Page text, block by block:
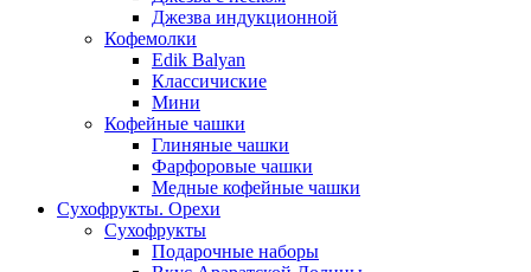
Джезва индукционной
Кофемолки
Edik Balyan
Классичиские
Мини
Кофейные чашки
Глиняные чашки
Фарфоровые чашки
Медные кофейные чашки
Сухофрукты. Орехи
Сухофрукты
Подарочные наборы